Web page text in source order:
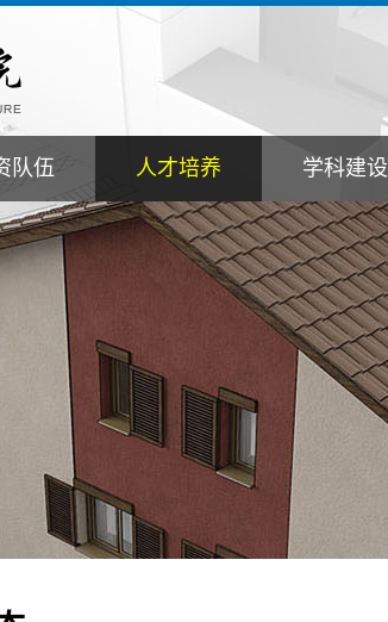
队伍 人才培养 学科建设